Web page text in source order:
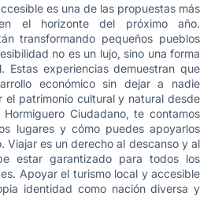
es una de las propuestas más
el horizonte del próximo año.
transformando pequeños pueblos
no es un lujo, sino una forma
Estas experiencias demuestran que
económico sin dejar a nadie
el patrimonio cultural y natural desde
Ciudadano, te contamos
lugares y cómo puedes apoyarlos
Viajar es un derecho al descanso y al
estar garantizado para todos los
Apoyar el turismo local y accesible
identidad como nación diversa y